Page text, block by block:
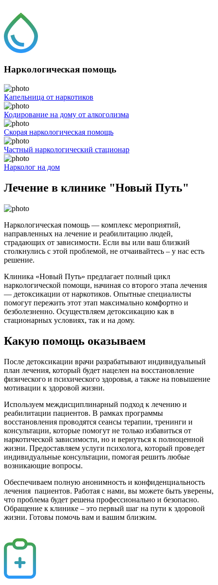
Наркологическая помощь
Капельница от наркотиков
Кодирование на дому от алкоголизма
Скорая наркологическая помощь
Частный наркологический стационар
Нарколог на дом
Лечение в клинике "Новый Путь"
Наркологическая помощь — комплекс мероприятий,
направленных на лечение и реабилитацию людей,
страдающих от зависимости. Если вы или ваш близкий
столкнулись с этой проблемой, не отчаивайтесь – у нас есть
решение.
Клиника «Новый Путь» предлагает полный цикл
наркологической помощи, начиная со второго этапа лечения
— детоксикации от наркотиков. Опытные специалисты
помогут пережить этот этап максимально комфортно и
безболезненно. Осуществляем детоксикацию как в
стационарных условиях, так и на дому.
Какую помощь оказываем
После детоксикации врачи разрабатывают индивидуальный
план лечения, который будет нацелен на восстановление
физического и психического здоровья, а также на повышение
мотивации к здоровой жизни.
Используем междисциплинарный подход к лечению и
реабилитации пациентов. В рамках программы
восстановления проводятся сеансы терапии, тренинги и
консультации, которые помогут не только избавиться от
наркотической зависимости, но и вернуться к полноценной
жизни. Предоставляем услуги психолога, который проведет
индивидуальные консультации, помогая решить любые
возникающие вопросы.
Обеспечиваем полную анонимность и конфиденциальность
лечения пациентов. Работая с нами, вы можете быть уверены,
что проблема будет решена профессионально и безопасно.
Обращение к клинике – это первый шаг на пути к здоровой
жизни. Готовы помочь вам и вашим близким.